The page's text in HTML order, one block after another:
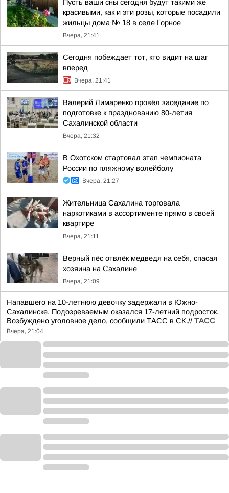
Пусть ваши сны сегодня будут такими же
красивыми, как и эти розы, которые посадили
жильцы дома № 18 в селе Горное
Вчера, 21:41
Сегодня побеждает тот, кто видит на шаг
вперед
Вчера, 21:41
Валерий Лимаренко провёл заседание по
подготовке к празднованию 80-летия
Сахалинской области
Вчера, 21:32
В Охотском стартовал этап чемпионата
России по пляжному волейболу
Вчера, 21:27
Жительница Сахалина торговала
наркотиками в ассортименте прямо в своей
квартире
Вчера, 21:11
Верный пёс отвлёк медведя на себя, спасая
хозяина на Сахалине
Вчера, 21:09
Напавшего на 10-летнюю девочку задержали в Южно-
Сахалинске. Подозреваемым оказался 17-летний подросток.
Возбуждено уголовное дело, сообщили ТАСС в СК.// ТАСС
Вчера, 21:04